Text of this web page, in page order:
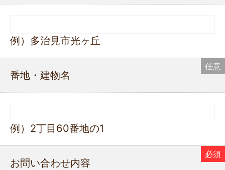
例）多治見市光ヶ丘
番地・建物名
例）2丁目60番地の1
お問い合わせ内容